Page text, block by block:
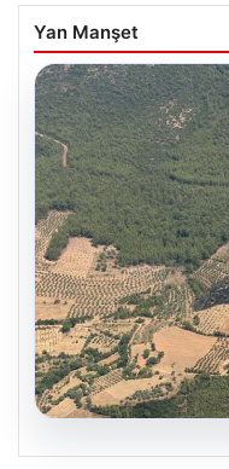
Yan Manşet